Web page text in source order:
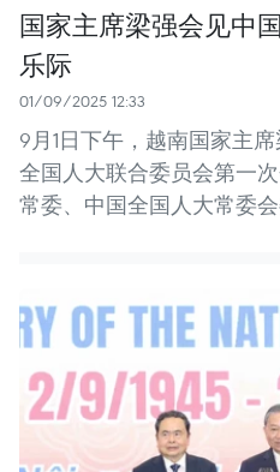
国家主席梁强会见中
乐际
01/09/2025 12:33
9月1日下午，越南国家主
全国人大联合委员会第一
常委、中国全国人大常委会